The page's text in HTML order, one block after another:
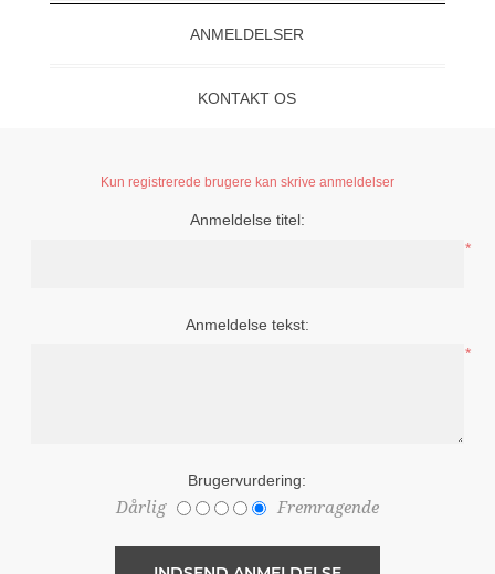
ANMELDELSER
KONTAKT OS
Kun registrerede brugere kan skrive anmeldelser
Anmeldelse titel:
*
Anmeldelse tekst:
*
Brugervurdering:
Dårlig Fremragende